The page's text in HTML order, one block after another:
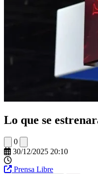
Lo que se
0
30/12/2025 20:10
Prensa Libre